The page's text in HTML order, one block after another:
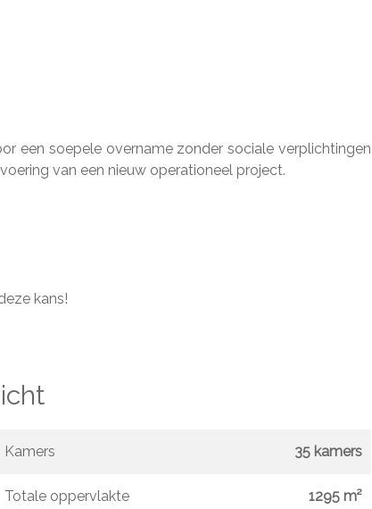
een soepele overname zonder sociale verplichtingen
van een nieuw operationeel project.
kans!
Kamers 35 kamers
Totale oppervlakte 1295 m²